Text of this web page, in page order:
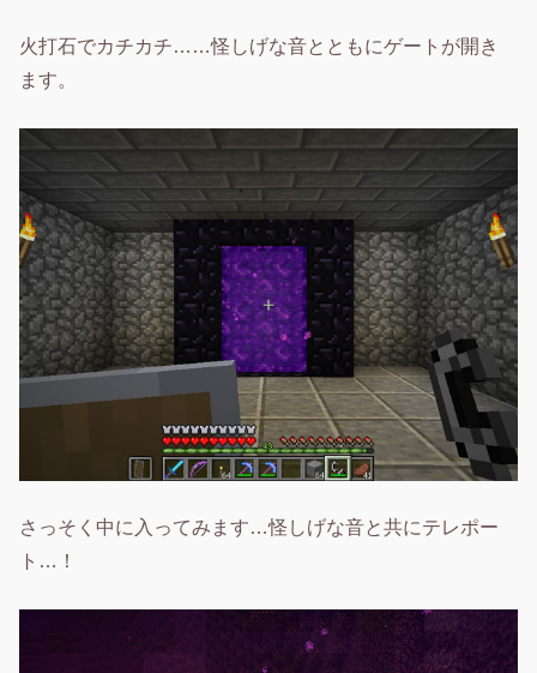
火打石でカチカチ……怪しげな音とともにゲートが開き
ます。
さっそく中に入ってみます…怪しげな音と共にテレポー
ト…！